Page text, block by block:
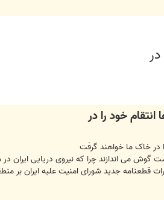
انتقام خود را در
در خاک ما خواهند گرفت
می اندازند چرا که نیروی دریایی ایران
قطعنامه جدید شورای امنیت علیه ایران